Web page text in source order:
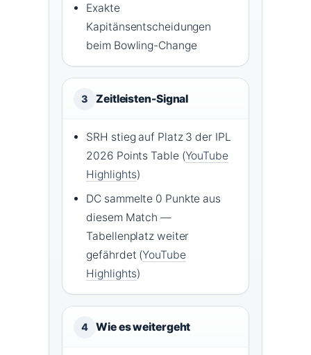
Exakte
Kapitänsentscheidungen
beim Bowling-Change
3 Zeitleisten-Signal
SRH stieg auf Platz 3 der IPL
2026 Points Table (YouTube
Highlights)
DC sammelte 0 Punkte aus
diesem Match —
Tabellenplatz weiter
gefährdet (YouTube
Highlights)
4 Wie es weitergeht